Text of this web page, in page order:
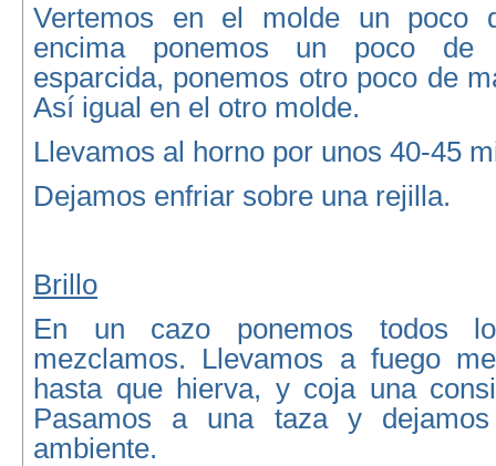
Vertemos en el molde un poco
encima ponemos un poco de
esparcida, ponemos otro poco de
Así igual en el otro molde.
Llevamos al horno por unos 40-45
Dejamos enfriar sobre una rejilla.
Brillo
En un cazo ponemos todos
mezclamos. Llevamos a fuego
hasta que hierva, y coja una
Pasamos a una taza y
ambiente.